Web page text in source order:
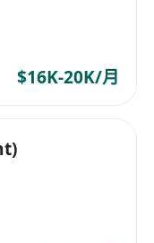
神
$16K-20K/月